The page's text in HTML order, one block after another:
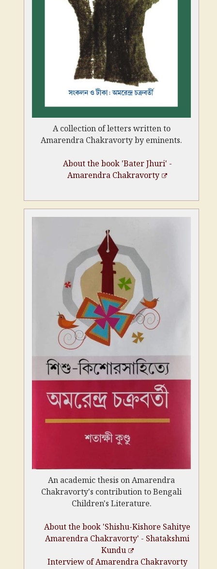
A collection of letters written to
Amarendra Chakravorty by eminents.
About the book 'Bater Jhuri' -
Amarendra Chakravorty
An academic thesis on Amarendra
Chakravorty's contribution to Bengali
Children's Literature.
About the book 'Shishu-Kishore Sahitye
Amarendra Chakravorty' - Shatakshmi
Kundu
Interview of Amarendra Chakravorty